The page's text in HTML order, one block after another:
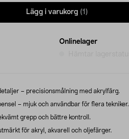
Lägg i varukorg (1)
Onlinelager
– precisionsmålning med akrylfärg.
– mjuk och användbar för flera tekniker.
grepp och bättre kontroll.
för akryl, akvarell och oljefärger.